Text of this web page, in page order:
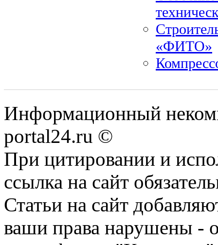
«ФИТО»
Информационный
portal24.ru ©
При цитировании и
ссылка на сайт
Статьи на сайт
ваши права нарушены -